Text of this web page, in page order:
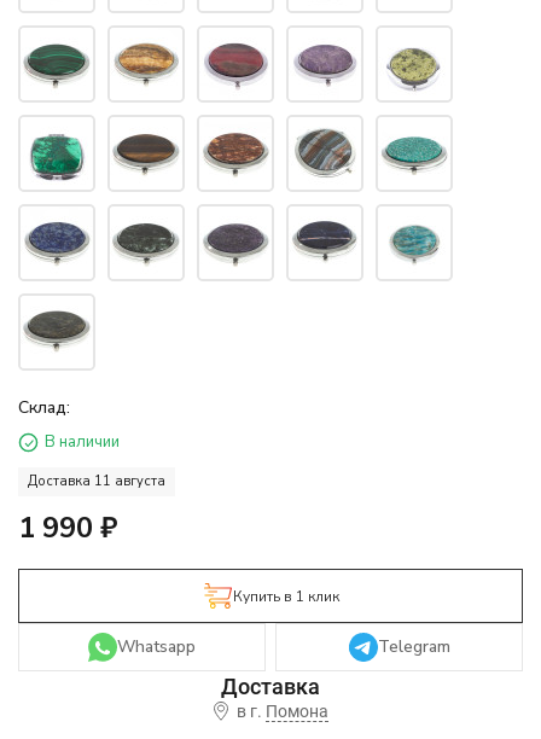
Склад:
В наличии
Доставка 11 августа
1 990 ₽
Купить в 1 клик
Whatsapp Telegram
в г. Помона